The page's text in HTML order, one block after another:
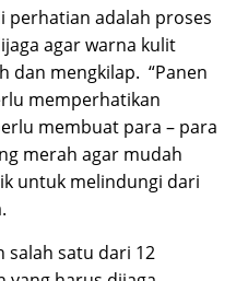
perhatian adalah proses
agar warna kulit
dan mengkilap. “Panen
memperhatikan
membuat para – para
merah agar mudah
untuk melindungi dari
salah satu dari 12